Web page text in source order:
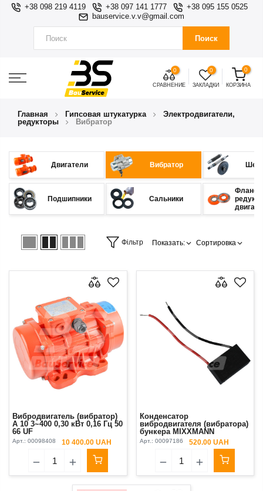
+38 098 219 4119 +38 097 141 1777
+38 095 155 0525
bauservice.v.v@gmail.com
Поиск
0
СРАВНЕНИЕ
0
ЗАКЛАДКИ
0
КОРЗИНА
Главная Гипсовая штукатурка
Электродвигатели,
редукторы
Вибратор
Двигатели Вибратор
Подшипники Сальники
Фланец
Фільтр Показать: Сортировка
Вибродвигатель (вибратор)
A 10 3~400 0,30 кВт 0,16 Гц 50
66 UF
Арт.: 00098408 10 400.00 UAH
Конденсатор
вибродвигателя (вибратора)
бункера MIXXMANN
S3/S3+/S5 230V 30W
Арт.: 00097186 520.00 UAH